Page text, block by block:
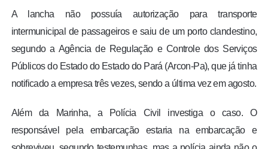
A lancha não possuía autorização para transporte
intermunicipal de passageiros e saiu de um porto clandestino,
segundo a Agência de Regulação e Controle dos Serviços
Públicos do Estado do Estado do Pará (Arcon-Pa), que já tinha
notificado a empresa três vezes, sendo a última vez em agosto.
Além da Marinha, a Polícia Civil investiga o caso. O
responsável pela embarcação estaria na embarcação e